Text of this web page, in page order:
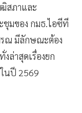
ฒิสภาและ
ชุมของ กมธ.ไอซีที
ณ มีลักษณะต้อง
ล่าสุดเรื่องยก
นปี 2569